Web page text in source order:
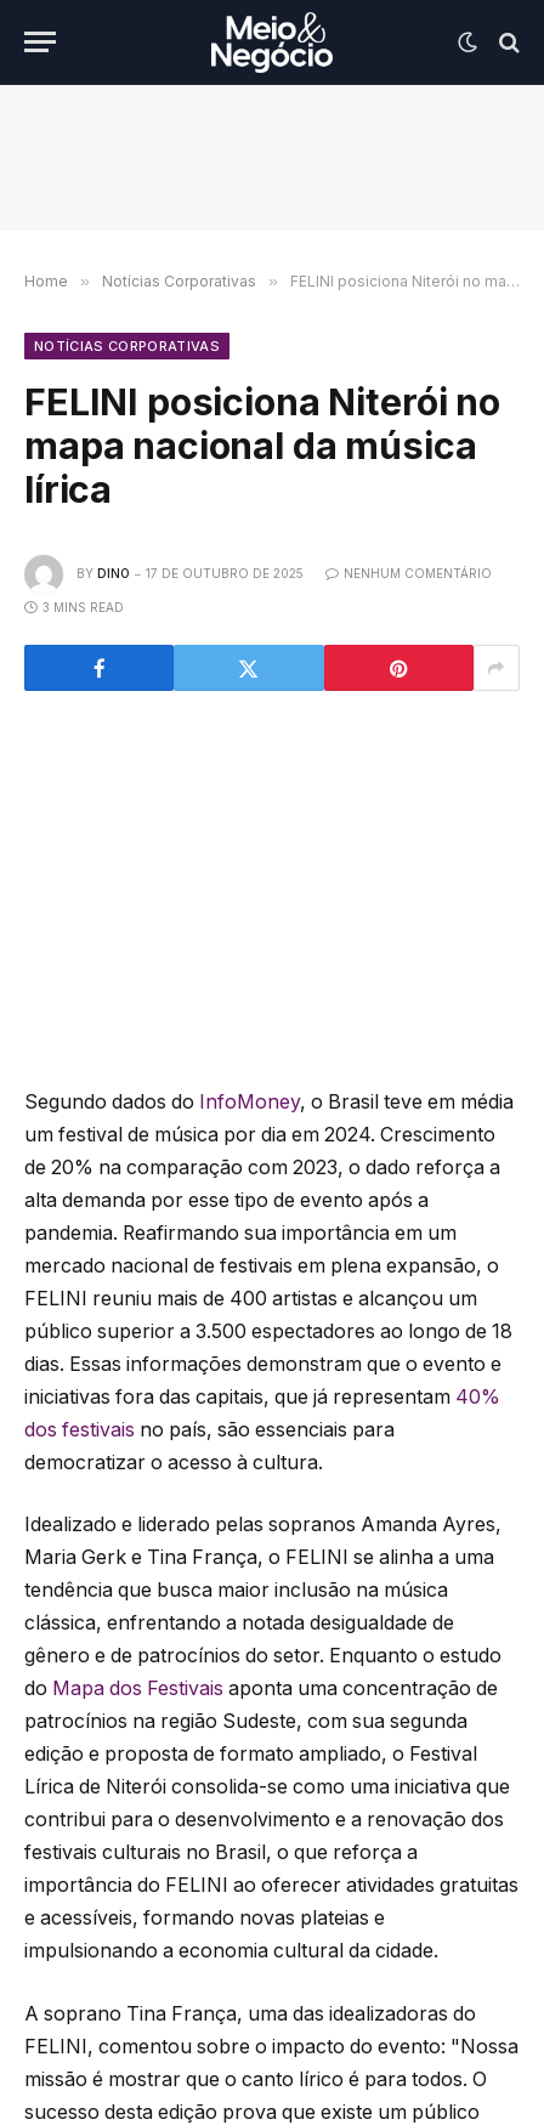
Home » Notícias Corporativas » FELINI posiciona Niterói no mapa nacional da música lírica
NOTÍCIAS CORPORATIVAS
FELINI posiciona Niterói no
mapa nacional da música
lírica
BY DINO 17 DE OUTUBRO DE 2025 NENHUM COMENTÁRIO
3 MINS READ
Segundo dados do InfoMoney, o Brasil teve em média
um festival de música por dia em 2024. Crescimento
de 20% na comparação com 2023, o dado reforça a
alta demanda por esse tipo de evento após a
pandemia. Reafirmando sua importância em um
mercado nacional de festivais em plena expansão, o
FELINI reuniu mais de 400 artistas e alcançou um
público superior a 3.500 espectadores ao longo de 18
dias. Essas informações demonstram que o evento e
iniciativas fora das capitais, que já representam 40%
dos festivais no país, são essenciais para
democratizar o acesso à cultura.
Idealizado e liderado pelas sopranos Amanda Ayres,
Maria Gerk e Tina França, o FELINI se alinha a uma
tendência que busca maior inclusão na música
clássica, enfrentando a notada desigualdade de
gênero e de patrocínios do setor. Enquanto o estudo
do Mapa dos Festivais aponta uma concentração de
patrocínios na região Sudeste, com sua segunda
edição e proposta de formato ampliado, o Festival
Lírica de Niterói consolida-se como uma iniciativa que
contribui para o desenvolvimento e a renovação dos
festivais culturais no Brasil, o que reforça a
importância do FELINI ao oferecer atividades gratuitas
e acessíveis, formando novas plateias e
impulsionando a economia cultural da cidade.
A soprano Tina França, uma das idealizadoras do
FELINI, comentou sobre o impacto do evento: "Nossa
missão é mostrar que o canto lírico é para todos. O
sucesso desta edição prova que existe um público